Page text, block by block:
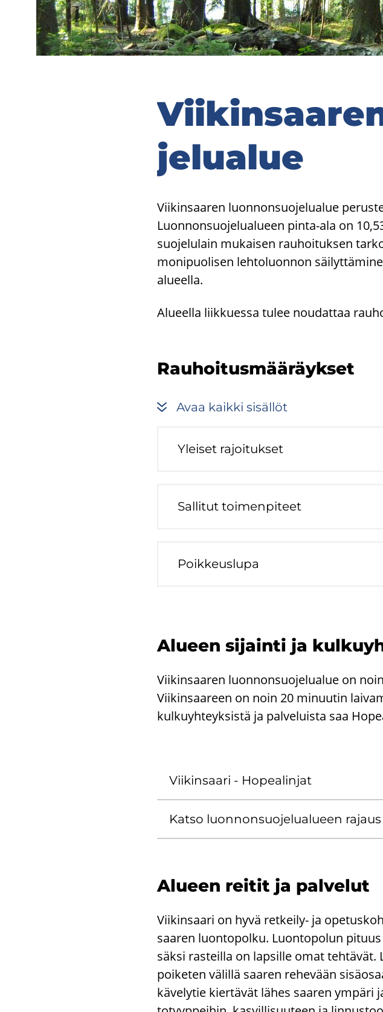
je­lua­lue
Vii­kin­saa­ren luon­non­suo­je­lua­lue
Luon­non­suo­je­lua­lu­een pinta-​ala on
suo­je­lu­lain mu­kai­sen rau­hoi­tuk­sen
mo­ni­puo­li­sen leh­to­luon­non
alu­eel­la.
Alu­eel­la liik­kues­sa tulee nou­dat­taa
Rau­hoi­tus­mää­räyk­set
Avaa kaik­ki si­säl­löt
Ylei­set ra­joi­tuk­set
Sal­li­tut toi­men­pi­teet
Poik­keus­lu­pa
Alu­een si­jain­ti ja
Vii­kin­saa­ren luon­non­suo­je­lua­lue on
Vii­kin­saa­reen on noin 20 mi­nuu­tin
kul­ku­yh­teyk­sis­tä ja pal­ve­luis­ta saa
Vii­kin­saa­ri - Ho­pea­lin­jat
Katso luon­non­suo­je­lua­lu­een
Alu­een rei­tit ja pal­ve­lut
Vii­kin­saa­ri on hyvä retkeily-​ ja
saa­ren luon­to­pol­ku. Luon­to­po­lun
säk­si ras­teil­la on lap­sil­le omat
poi­ke­ten vä­lil­lä saa­ren re­he­vään
kä­ve­ly­tie kier­tä­vät lähes saa­ren